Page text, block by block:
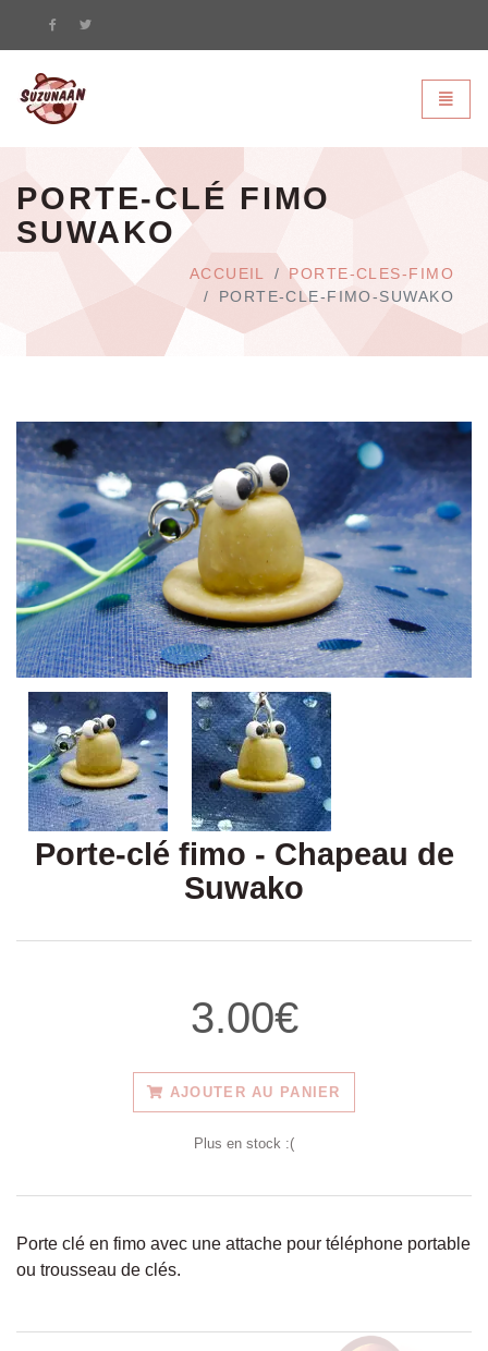
PORTE-CLÉ FIMO
SUWAKO
ACCUEIL
PORTE-CLES-FIMO
PORTE-CLE-FIMO-SUWAKO
Porte-clé fimo - Chapeau de
Suwako
3.00€
AJOUTER AU PANIER
Plus en stock :(
Porte clé en fimo avec une attache pour téléphone portable
ou trousseau de clés.